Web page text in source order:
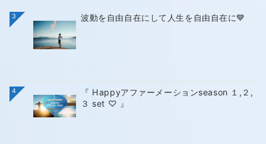
3 波動を自由自在にして人生を自由自在に💙
4
『 Happyアファーメーションseason １,２,
３ set ♡ 』